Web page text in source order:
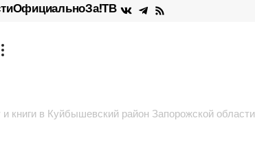
ОфициальноЗа!ТВ
книги в Куйбышевский район Запорожской области